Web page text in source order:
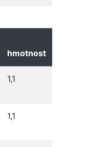
hmotnost
1,1
1,1